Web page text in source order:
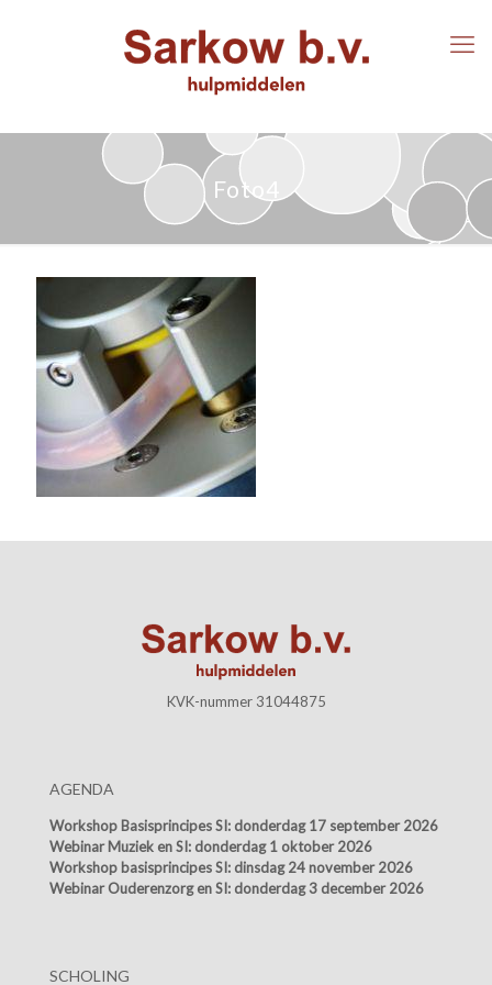
Foto4
KVK-nummer 31044875
AGENDA
Workshop Basisprincipes SI: donderdag 17 september 2026
Webinar Muziek en SI: donderdag 1 oktober 2026
Workshop basisprincipes SI: dinsdag 24 november 2026
Webinar Ouderenzorg en SI: donderdag 3 december 2026
SCHOLING